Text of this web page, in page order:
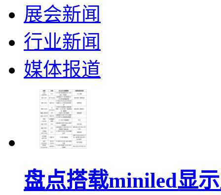
展会新闻
行业新闻
媒体报道
盘点搭载miniled显